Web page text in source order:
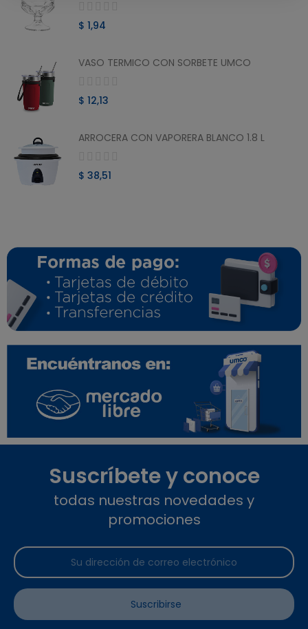
$ 1,94
VASO TERMICO CON SORBETE UMCO
$ 12,13
ARROCERA CON VAPORERA BLANCO 1.8 L
$ 38,51
Suscríbete y conoce
todas nuestras novedades y
promociones
Suscribirse